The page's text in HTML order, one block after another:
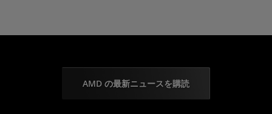
AMD の最新ニュースを購読